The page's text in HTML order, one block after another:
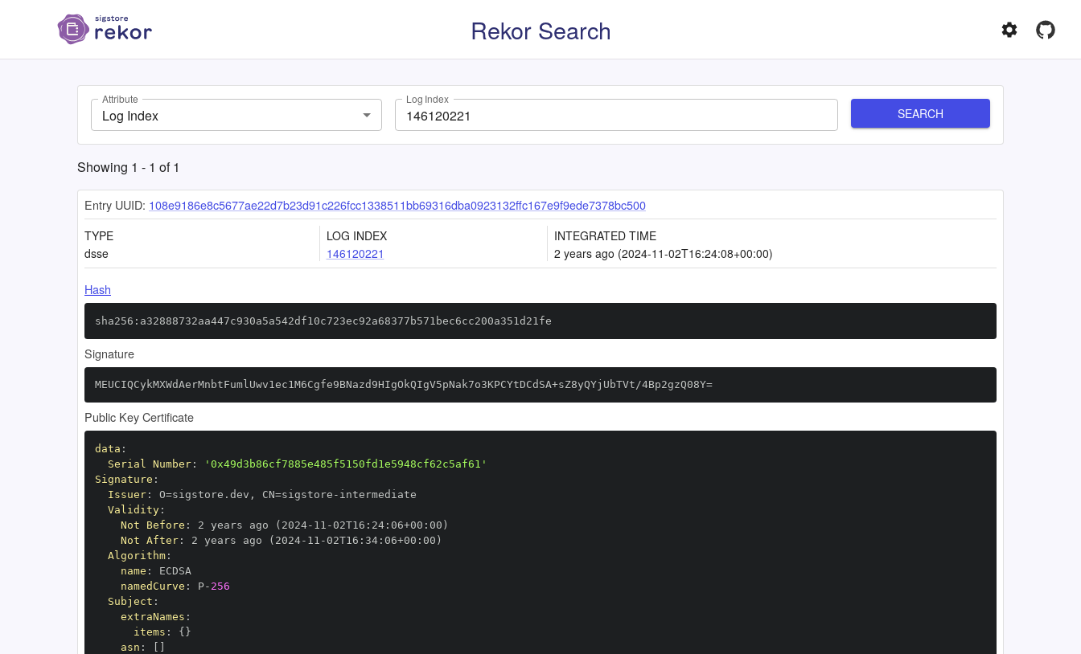
Rekor Search
Attribute
Log Index
Log Index
SEARCH
Showing 1 - 1 of1
Entry UUID: 108e9186e8c5677ae22d7b23d91c226fcc1338511bb69316dba0923132ffc167e9f9ede7378bc500
TYPE
dsse
LOG INDEX
146120221
INTEGRATED TIME
2 years ago (2024-11-02T16:24:08+00:00)
Hash
sha256:a32888732aa447c930a5a542df10c723ec92a68377b571bec6cc200a351d21fe
Signature
MEUCIQCykMXWdAerMnbtFumlUwv1ec1M6Cgfe9BNazd9HIgOkQIgV5pNak7o3KPCYtDCdSA+sZ8yQYjUbTVt/4Bp2gzQ08Y=
Public Key Certificate
data :
Serial Number:
'0x49d3b86cf7885e485f5150fd1e5948cf62c5af61'
Signature :
Issuer: O=sigstore.dev , CN=sigstore -
Validity:
Not Before : 2 years ago (2024- 11 -02T16 : 24: 06+00 :
Not After: 2 years ago (2024- 11 -02T16 : 34: 06+00 :
Algorithm:
name :
namedCurve : P- 256
Subject :
extraNames :
items : { }
asn :